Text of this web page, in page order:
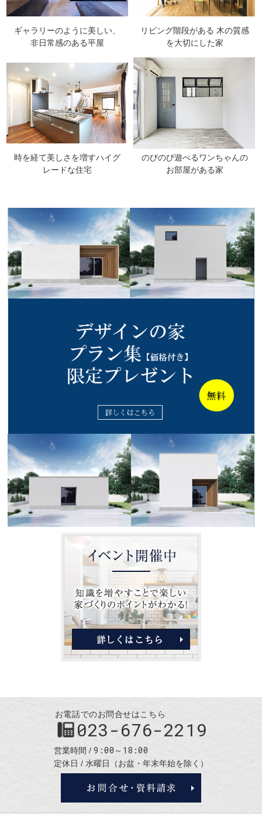
ギャラリーのように美しい、
非日常感のある平屋
リビング階段がある 木の質感
を大切にした家
時を経て美しさを増すハイグ
レードな住宅
のびのび遊べるワンちゃんの
お部屋がある家
お電話でのお問合せはこちら
023-676-2219
営業時間 9:00～18:00
定休日 水曜日（お盆・年末年始を除く）